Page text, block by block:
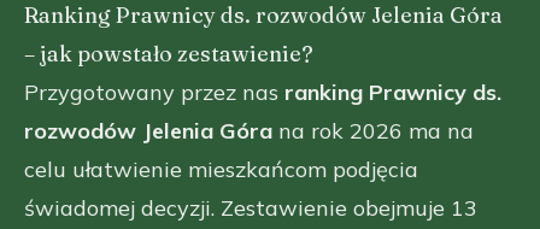
Ranking Prawnicy ds. rozwodów Jelenia Góra
– jak powstało zestawienie?
Przygotowany przez nas ranking Prawnicy ds.
rozwodów Jelenia Góra na rok 2026 ma na
celu ułatwienie mieszkańcom podjęcia
świadomej decyzji. Zestawienie obejmuje 13